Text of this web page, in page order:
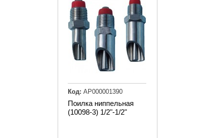
Поилка ниппельная
(10098-3) 1/2"-1/2"
Код: АР000001390